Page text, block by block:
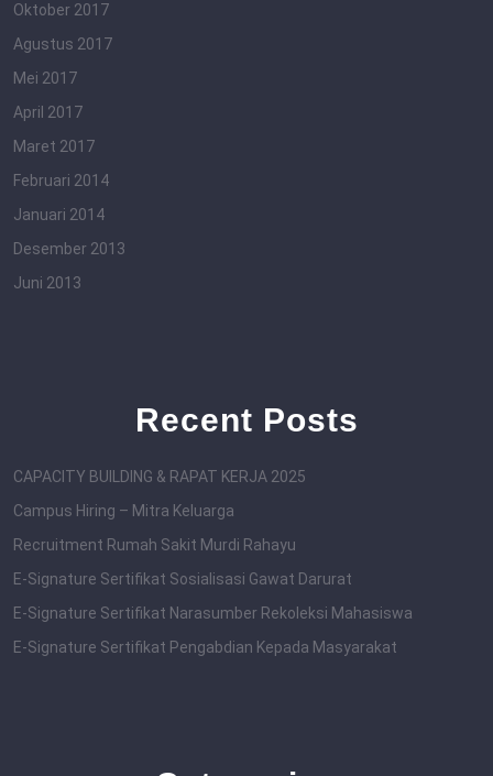
Oktober 2017
Agustus 2017
Mei 2017
April 2017
Maret 2017
Februari 2014
Januari 2014
Desember 2013
Juni 2013
Recent Posts
CAPACITY BUILDING & RAPAT KERJA 2025
Campus Hiring – Mitra Keluarga
Recruitment Rumah Sakit Murdi Rahayu
E-Signature Sertifikat Sosialisasi Gawat Darurat
E-Signature Sertifikat Narasumber Rekoleksi Mahasiswa
E-Signature Sertifikat Pengabdian Kepada Masyarakat